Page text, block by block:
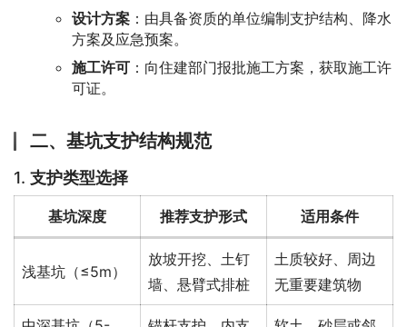
设计方案 ：由具备资质的单位编制支护结构、降水
方案及应急预案。
施工许可 ：向住建部门报批施工方案，获取施工许
可证。
二、基坑支护结构规范
1. 支护类型选择
基坑深度 推荐支护形式 适用条件
浅基坑（≤5m）
放坡开挖、土钉
墙、悬臂式排桩
土质较好、周边
无重要建筑物